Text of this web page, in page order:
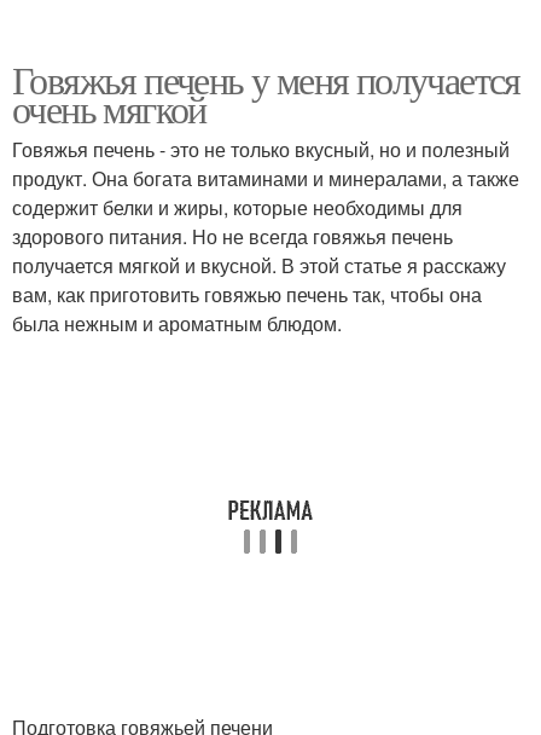
Говяжья печень у меня получается
очень мягкой
Говяжья печень - это не только вкусный, но и полезный
продукт. Она богата витаминами и минералами, а также
содержит белки и жиры, которые необходимы для
здорового питания. Но не всегда говяжья печень
получается мягкой и вкусной. В этой статье я расскажу
вам, как приготовить говяжью печень так, чтобы она
была нежным и ароматным блюдом.
Подготовка говяжьей печени